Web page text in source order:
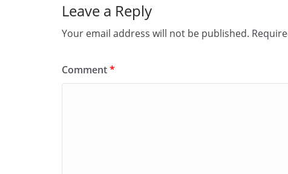
Leave a Reply
Your email address will not be published.
Comment*